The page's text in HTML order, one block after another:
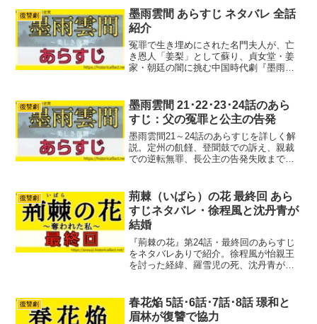
ろを総まとめ。
復讐劇
墨雨雲間 あらすじ ネタバレ 全話
紹介
冤罪で生き埋めにされた名門夫人が、亡
き恩人「姜梨」として蘇り、貞女堂・姜
家・朝廷の闇に挑む中国時代劇『墨雨雲
貞女堂の背景までを分かりやすく解説し
ます。
復讐劇
墨雨雲間 21･22･23･24話のあら
すじ：父の冤罪と公主の告発
墨雨雲間21～24話のあらすじを詳しく解
説。定州の飢饉、登聞鼓での訴え、親裁
での逆転無罪、長公主の告発失敗まで、
復讐劇
荊棘（いばら）の花 最終回 あら
すじネタバレ・徐程風と沈丹青が
結婚
『荊棘の花』第24話・最終回のあらすじ
をネタバレありで紹介。徐程風が怡親王
を討った経緯、羅雪児の死、沈丹青が羅
復讐劇
春花焔 5話･6話･7話･8話 璟和と
眉林が復讐で協力